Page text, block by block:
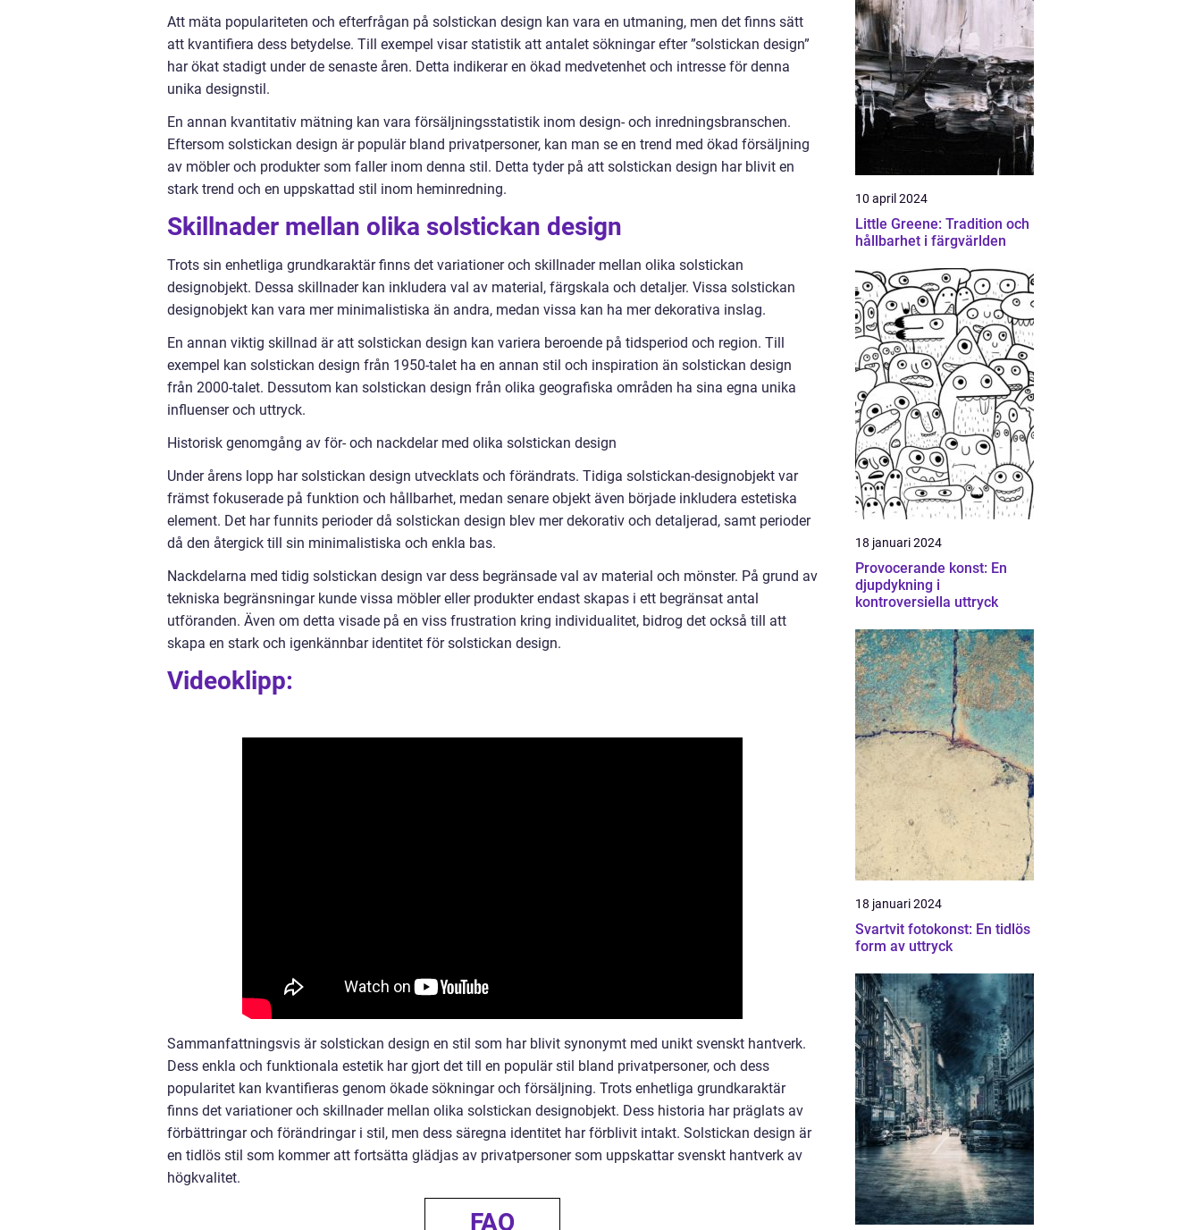
Att mäta populariteten och efterfrågan på solstickan design kan vara en utmaning, men det finns sätt
att kvantifiera dess betydelse. Till exempel visar statistik att antalet sökningar efter ”solstickan design”
har ökat stadigt under de senaste åren. Detta indikerar en ökad medvetenhet och intresse för denna
unika designstil.
En annan kvantitativ mätning kan vara försäljningsstatistik inom design- och inredningsbranschen.
Eftersom solstickan design är populär bland privatpersoner, kan man se en trend med ökad försäljning
av möbler och produkter som faller inom denna stil. Detta tyder på att solstickan design har blivit en
stark trend och en uppskattad stil inom heminredning.
Skillnader mellan olika solstickan design
Trots sin enhetliga grundkaraktär finns det variationer och skillnader mellan olika solstickan
designobjekt. Dessa skillnader kan inkludera val av material, färgskala och detaljer. Vissa solstickan
designobjekt kan vara mer minimalistiska än andra, medan vissa kan ha mer dekorativa inslag.
En annan viktig skillnad är att solstickan design kan variera beroende på tidsperiod och region. Till
exempel kan solstickan design från 1950-talet ha en annan stil och inspiration än solstickan design
från 2000-talet. Dessutom kan solstickan design från olika geografiska områden ha sina egna unika
influenser och uttryck.
Historisk genomgång av för- och nackdelar med olika solstickan design
Under årens lopp har solstickan design utvecklats och förändrats. Tidiga solstickan-designobjekt var
främst fokuserade på funktion och hållbarhet, medan senare objekt även började inkludera estetiska
element. Det har funnits perioder då solstickan design blev mer dekorativ och detaljerad, samt perioder
då den återgick till sin minimalistiska och enkla bas.
Nackdelarna med tidig solstickan design var dess begränsade val av material och mönster. På grund av
tekniska begränsningar kunde vissa möbler eller produkter endast skapas i ett begränsat antal
utföranden. Även om detta visade på en viss frustration kring individualitet, bidrog det också till att
skapa en stark och igenkännbar identitet för solstickan design.
Videoklipp:
Sammanfattningsvis är solstickan design en stil som har blivit synonymt med unikt svenskt hantverk.
Dess enkla och funktionala estetik har gjort det till en populär stil bland privatpersoner, och dess
popularitet kan kvantifieras genom ökade sökningar och försäljning. Trots enhetliga grundkaraktär
finns det variationer och skillnader mellan olika solstickan designobjekt. Dess historia har präglats av
förbättringar och förändringar i stil, men dess säregna identitet har förblivit intakt. Solstickan design är
en tidlös stil som kommer att fortsätta glädjas av privatpersoner som uppskattar svenskt hantverk av
högkvalitet.
FAQ
10 april 2024
Little Greene: Tradition och
hållbarhet i färgvärlden
18 januari 2024
Provocerande konst: En
djupdykning i
kontroversiella uttryck
18 januari 2024
Svartvit fotokonst: En tidlös
form av uttryck